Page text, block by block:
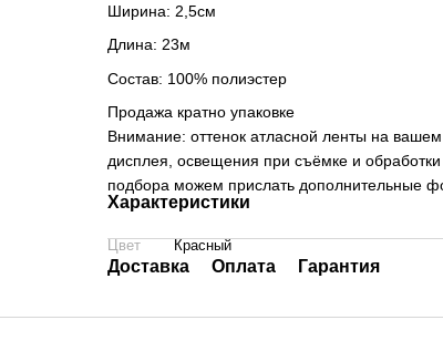
Ширина: 2,5см
Длина: 23м
Состав: 100% полиэстер
Продажа кратно упаковке
Внимание: оттенок атласной ленты на вашем
дисплея, освещения при съёмке и
подбора можем прислать дополнительные
Характеристики
Цвет Красный
Доставка Оплата Гарантия